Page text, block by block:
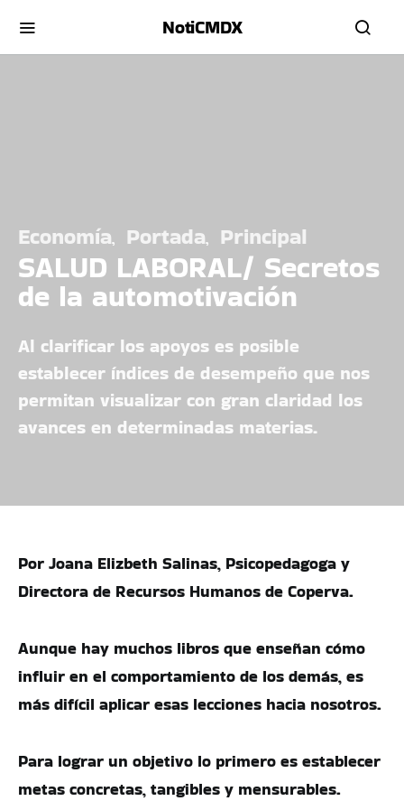
NotiCMDX
Economía Portada Principal
SALUD LABORAL/ Secretos
de la automotivación
Al clarificar los apoyos es posible
establecer índices de desempeño que nos
permitan visualizar con gran claridad los
avances en determinadas materias.
Por Joana Elizbeth Salinas, Psicopedagoga y
Directora de Recursos Humanos de Coperva.
Aunque hay muchos libros que enseñan cómo
influir en el comportamiento de los demás, es
más difícil aplicar esas lecciones hacia nosotros.
Para lograr un objetivo lo primero es establecer
metas concretas, tangibles y mensurables.